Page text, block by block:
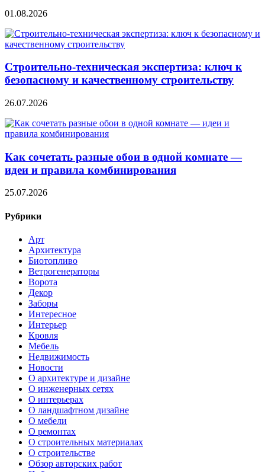
01.08.2026
Строительно‑техническая экспертиза: ключ к
безопасному и качественному строительству
26.07.2026
Как сочетать разные обои в одной комнате —
идеи и правила комбинирования
25.07.2026
Рубрики
Арт
Архитектура
Биотопливо
Ветрогенераторы
Ворота
Декор
Заборы
Интересное
Интерьер
Кровля
Мебель
Недвижимость
Новости
О архитектуре и дизайне
О инженерных сетях
О интерьерах
О ландшафтном дизайне
О мебели
О ремонтах
О строительных материалах
О строительстве
Обзор авторских работ